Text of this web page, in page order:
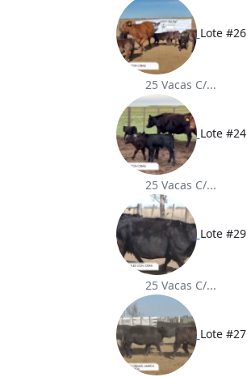
Lote #26
25 Vacas C/...
Lote #24
25 Vacas C/...
Lote #29
25 Vacas C/...
Lote #27